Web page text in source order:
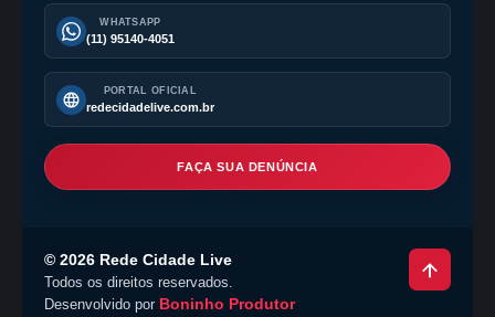
WHATSAPP
(11) 95140-4051
PORTAL OFICIAL
redecidadelive.com.br
FAÇA SUA DENÚNCIA
© 2026 Rede Cidade Live
Todos os direitos reservados.
Desenvolvido por Boninho Produtor